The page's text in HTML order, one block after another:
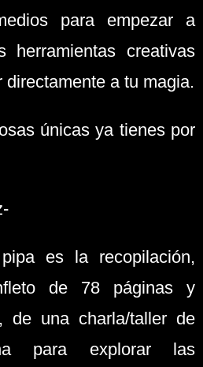
para empezar a
herramientas creativas
directamente a tu magia.
únicas ya tienes por
es la recopilación,
de 78 páginas y
de una charla/taller de
para explorar las